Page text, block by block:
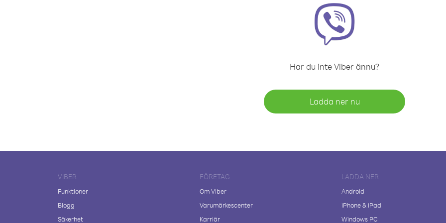
Har du inte Viber ännu?
Ladda ner nu
VIBER
Funktioner
Blogg
Säkerhet
FÖRETAG
Om Viber
Varumärkescenter
Karriär
LADDA NER
Android
iPhone & iPad
Windows PC